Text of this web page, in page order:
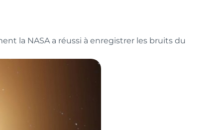
la NASA a réussi à enregistrer les bruits du